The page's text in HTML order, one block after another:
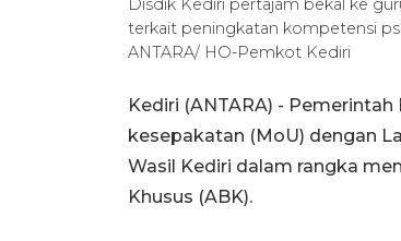
Disdik Kediri pertajam bekal ke
terkait peningkatan kompetensi
ANTARA/ HO-Pemkot Kediri
Kediri (ANTARA) -
kesepakatan (MoU) dengan
Wasil Kediri dalam rangka
Khusus (ABK).